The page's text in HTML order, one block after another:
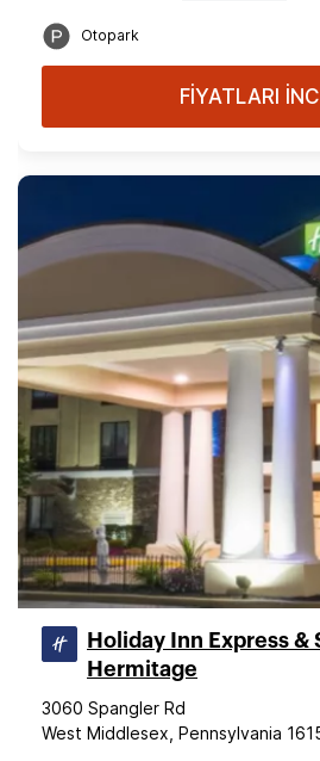
Otopark
FİYATLARI
Holiday Inn Express &
Hermitage
3060 Spangler Rd
West Middlesex, Pennsylvania